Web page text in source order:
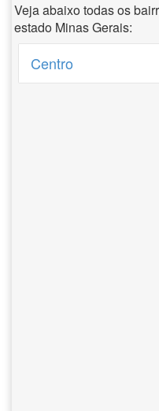
Veja abaixo todas os
estado Minas Gerais:
Centro